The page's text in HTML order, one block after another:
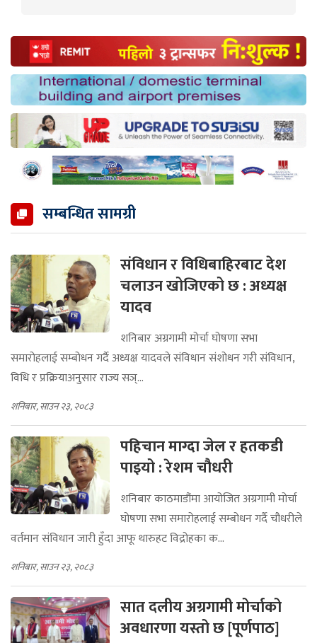
सम्बन्धित सामग्री
संविधान र विधिबाहिरबाट देश
चलाउन खोजिएको छ : अध्यक्ष
यादव
शनिबार अग्रगामी मोर्चा घोषणा सभा
समारोहलाई सम्बोधन गर्दै अध्यक्ष यादवले संविधान संशोधन गरी संविधान,
विधि र प्रक्रियाअनुसार राज्य सञ्...
शनिबार, साउन २३, २०८३
पहिचान माग्दा जेल र हतकडी
पाइयो : रेशम चौधरी
शनिबार काठमाडौंमा आयोजित अग्रगामी मोर्चा
घोषणा सभा समारोहलाई सम्बोधन गर्दै चौधरीले
वर्तमान संविधान जारी हुँदा आफू थारुहट विद्रोहका क...
शनिबार, साउन २३, २०८३
सात दलीय अग्रगामी मोर्चाको
अवधारणा यस्तो छ [पूर्णपाठ]